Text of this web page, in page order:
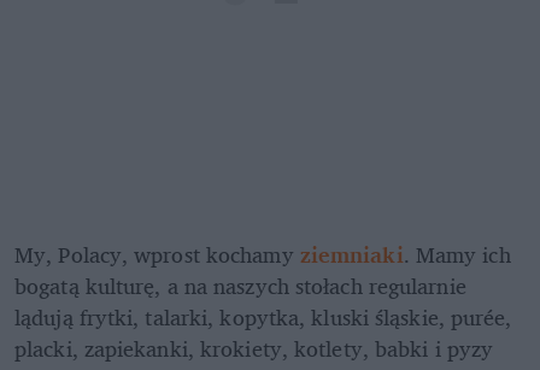
My, Polacy, wprost kochamy ziemniaki. Mamy ich
bogatą kulturę, a na naszych stołach regularnie
lądują frytki, talarki, kopytka, kluski śląskie, purée,
placki, zapiekanki, krokiety, kotlety, babki i pyzy